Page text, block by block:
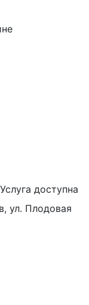
Услуга доступна
ул. Плодовая